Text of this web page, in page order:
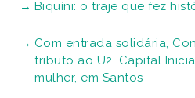
Biquíni: o traje que fez
Com entrada solidária,
tributo ao U2, Capital
mulher, em Santos